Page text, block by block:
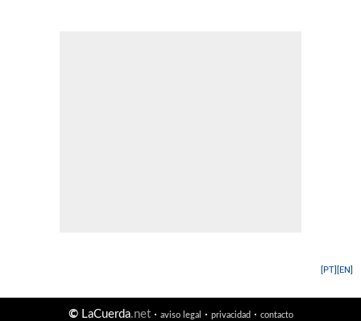
[EN]
[PT]
©LaCuerda.net· aviso legal · privacidad· contacto